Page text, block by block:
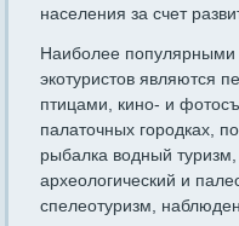
населения за счет
Наиболее популярными
экотуристов являются
птицами, кино- и
палаточных городках,
рыбалка водный туризм,
археологический и
спелеотуризм,